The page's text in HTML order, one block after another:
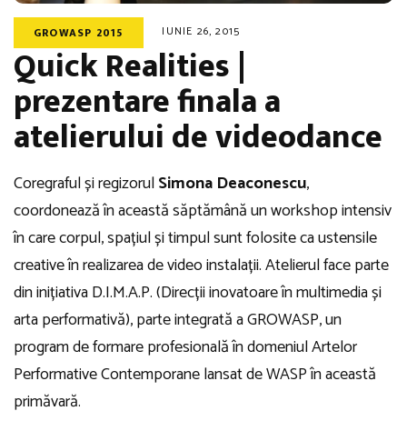
GROWASP 2015 IUNIE 26, 2015
Quick Realities |
prezentare finala a
atelierului de videodance
Coregraful și regizorulSimona Deaconescu,
coordonează în această săptămână un workshop intensiv
în care corpul, spațiul și timpul sunt folosite ca ustensile
creative în realizarea de video instalații. Atelierul face parte
din inițiativa D.I.M.A.P. (Direcții inovatoare în multimedia și
arta performativă), parte integrată a GROWASP, un
program de formare profesională în domeniul Artelor
Performative Contemporane lansat de WASP în această
primăvară.